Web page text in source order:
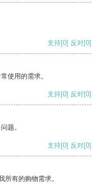
支持[0] 反对[0]
使用的需求。
支持[0] 反对[0]
题。
支持[0] 反对[0]
所有的购物需求。